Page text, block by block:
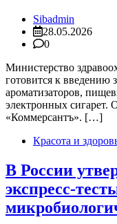
Sibadmin
28.05.2026
0
Министерство
готовится к введению
ароматизаторов,
электронных сигарет.
«Коммерсантъ». […]
Красота и
В России
экспресс-